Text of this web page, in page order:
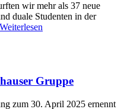
wir mehr als 37 neue
duale Studenten in der
Gruppe
zum 30. April 2025 ernennt